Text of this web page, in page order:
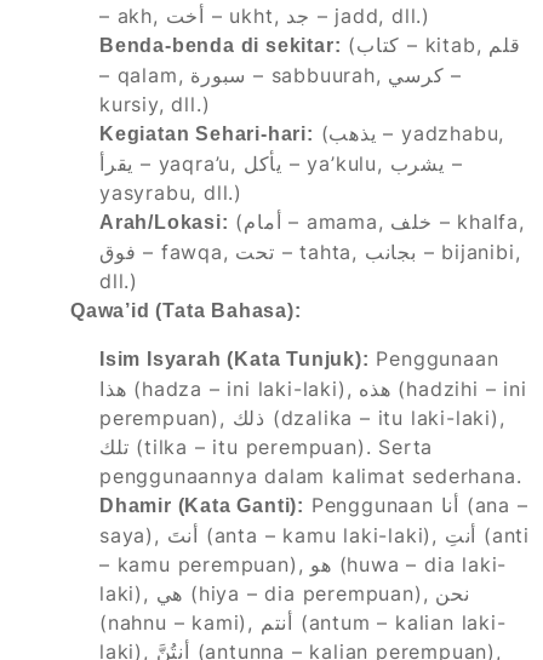
– akh, أخت – ukht, جد – jadd, dll.)
Benda-benda di sekitar: (كتاب – kitab, قلم
– qalam, سبورة – sabbuurah, كرسي –
kursiy, dll.)
Kegiatan Sehari-hari: (يذهب – yadzhabu,
يقرأ – yaqra’u, يأكل – ya’kulu, يشرب –
yasyrabu, dll.)
Arah/Lokasi: (أمام – amama, خلف – khalfa,
فوق – fawqa, تحت – tahta, بجانب – bijanibi,
dll.)
Qawa’id (Tata Bahasa):
Isim Isyarah (Kata Tunjuk): Penggunaan
هذا (hadza – ini laki-laki), هذه (hadzihi – ini
perempuan), ذلك (dzalika – itu laki-laki),
تلك (tilka – itu perempuan). Serta
penggunaannya dalam kalimat sederhana.
Dhamir (Kata Ganti): Penggunaan أنا (ana –
saya), أنتَ (anta – kamu laki-laki), أنتِ (anti
– kamu perempuan), هو (huwa – dia laki-
laki), هي (hiya – dia perempuan), نحن
(nahnu – kami), أنتم (antum – kalian laki-
laki), أنتُنَّ (antunna – kalian perempuan),